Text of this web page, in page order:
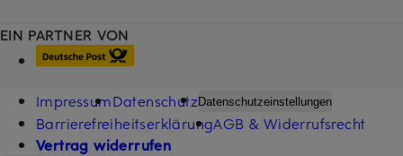
EIN PARTNER VON
ImpressumDatenschutzDatenschutzeinstellungen
BarrierefreiheitserklärungAGB & Widerrufsrecht
Vertrag widerrufen